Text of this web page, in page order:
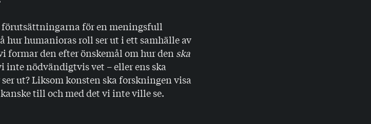
för en meningsfull
hur humanioras roll ser ut i ett samhälle av
den efter önskemål om hur den ska
inte nödvändigtvis vet – eller ens ska
ut? Liksom konsten ska forskningen visa
till och med det vi inte ville se.